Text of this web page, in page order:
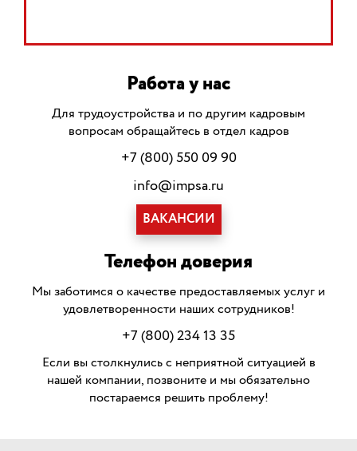
Работа у нас
Для трудоустройства и по другим кадровым
вопросам обращайтесь в отдел кадров
+7 (800) 550 09 90
info@impsa.ru
ВАКАНСИИ
Телефон доверия
Мы заботимся о качестве предоставляемых услуг и
удовлетворенности наших сотрудников!
+7 (800) 234 13 35
Если вы столкнулись с неприятной ситуацией в
нашей компании, позвоните и мы обязательно
постараемся решить проблему!